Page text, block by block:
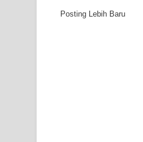
Posting Lebih Baru